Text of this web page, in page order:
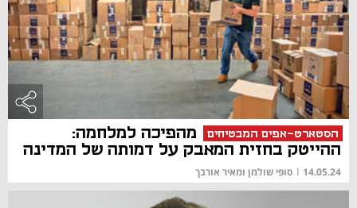
הסטארט-אפים המבטיחים
מהפיכה למלחמה:
ההייטק בחזית המאבק על דמותה של המדינה
14.05.24
| סופי שולמן ומאיר אורבך